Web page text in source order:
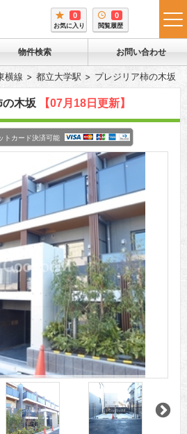
0
お気に入り
0
閲覧履歴
物件検索 お問い合わせ
横線 都立大学駅 プレジリア柿の木坂
の木坂 【07月18日更新】
トカード決済可能